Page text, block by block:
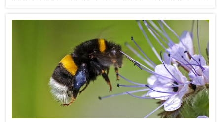
Tiergruppen